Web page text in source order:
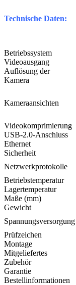
Technische Daten:
Betriebssystem
Videoausgang
Auflösung der
Kamera
Kameraansichten
Videokomprimierung
USB-2.0-Anschluss
Ethernet
Sicherheit
Netzwerkprotokolle
Betriebstemperatur
Lagertemperatur
Maße (mm)
Gewicht
Spannungsversorgung
Prüfzeichen
Montage
Mitgeliefertes
Zubehör
Garantie
Bestellinformationen